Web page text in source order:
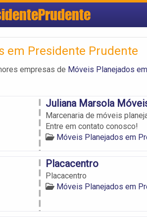
em Presidente Prudente
empresas de Móveis Planejados
Juliana Marsola
Marcenaria de móveis
Entre em contato conosco!
Móveis Planejados em
Placacentro
Placacentro
Móveis Planejados em